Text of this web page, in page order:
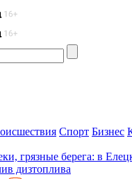
Спорт Бизнес
грязные берега: в
дизтоплива